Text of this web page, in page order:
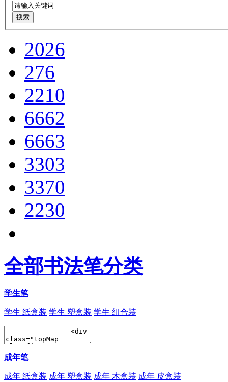
2026
276
2210
6662
6663
3303
3370
2230
全部书法笔分类
学生笔
学生 纸盒装 学生 塑盒装 学生 组合装
成年笔
成年 纸盒装 成年 塑盒装 成年 木盒装 成年 皮盒装